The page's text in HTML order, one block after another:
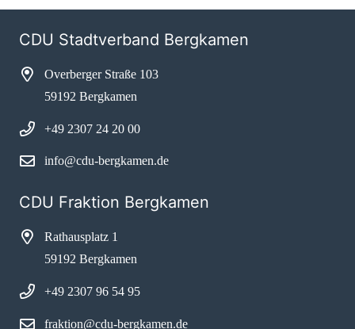
CDU Stadtverband Bergkamen
Overberger Straße 103
59192 Bergkamen
+49 2307 24 20 00
info@cdu-bergkamen.de
CDU Fraktion Bergkamen
Rathausplatz 1
59192 Bergkamen
+49 2307 96 54 95
fraktion@cdu-bergkamen.de